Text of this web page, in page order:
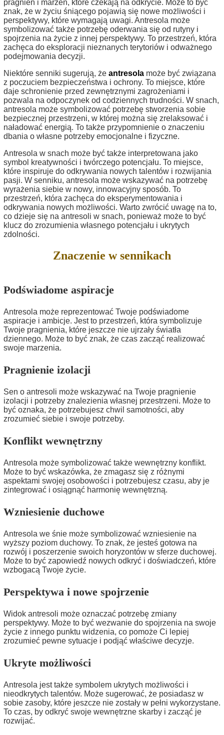
pragnień i marzeń, które czekają na odkrycie. Może to być
znak, że w życiu śniącego pojawią się nowe możliwości i
perspektywy, które wymagają uwagi. Antresola może
symbolizować także potrzebę oderwania się od rutyny i
spojrzenia na życie z innej perspektywy. To przestrzeń, która
zachęca do eksploracji nieznanych terytoriów i odważnego
podejmowania decyzji.
Niektóre senniki sugerują, że antresola może być związana
z poczuciem bezpieczeństwa i ochrony. To miejsce, które
daje schronienie przed zewnętrznymi zagrożeniami i
pozwala na odpoczynek od codziennych trudności. W snach,
antresola może symbolizować potrzebę stworzenia sobie
bezpiecznej przestrzeni, w której można się zrelaksować i
naładować energią. To także przypomnienie o znaczeniu
dbania o własne potrzeby emocjonalne i fizyczne.
Antresola w snach może być także interpretowana jako
symbol kreatywności i twórczego potencjału. To miejsce,
które inspiruje do odkrywania nowych talentów i rozwijania
pasji. W senniku, antresola może wskazywać na potrzebę
wyrażenia siebie w nowy, innowacyjny sposób. To
przestrzeń, która zachęca do eksperymentowania i
odkrywania nowych możliwości. Warto zwrócić uwagę na to,
co dzieje się na antresoli w snach, ponieważ może to być
klucz do zrozumienia własnego potencjału i ukrytych
zdolności.
Znaczenie w sennikach
Podświadome aspiracje
Antresola może reprezentować Twoje podświadome
aspiracje i ambicje. Jest to przestrzeń, która symbolizuje
Twoje pragnienia, które jeszcze nie ujrzały światła
dziennego. Może to być znak, że czas zacząć realizować
swoje marzenia.
Pragnienie izolacji
Sen o antresoli może wskazywać na Twoje pragnienie
izolacji i potrzeby znalezienia własnej przestrzeni. Może to
być oznaka, że potrzebujesz chwil samotności, aby
zrozumieć siebie i swoje potrzeby.
Konflikt wewnętrzny
Antresola może symbolizować także wewnętrzny konflikt.
Może to być wskazówka, że zmagasz się z różnymi
aspektami swojej osobowości i potrzebujesz czasu, aby je
zintegrować i osiągnąć harmonię wewnętrzną.
Wzniesienie duchowe
Antresola we śnie może symbolizować wzniesienie na
wyższy poziom duchowy. To znak, że jesteś gotowa na
rozwój i poszerzenie swoich horyzontów w sferze duchowej.
Może to być zapowiedź nowych odkryć i doświadczeń, które
wzbogacą Twoje życie.
Perspektywa i nowe spojrzenie
Widok antresoli może oznaczać potrzebę zmiany
perspektywy. Może to być wezwanie do spojrzenia na swoje
życie z innego punktu widzenia, co pomoże Ci lepiej
zrozumieć pewne sytuacje i podjąć właściwe decyzje.
Ukryte możliwości
Antresola jest także symbolem ukrytych możliwości i
nieodkrytych talentów. Może sugerować, że posiadasz w
sobie zasoby, które jeszcze nie zostały w pełni wykorzystane.
To czas, by odkryć swoje wewnętrzne skarby i zacząć je
rozwijać.